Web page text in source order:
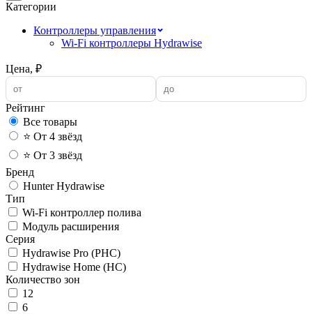
Категории
Контроллеры управления
Wi-Fi контроллеры Hydrawise
Цена, ₽
Рейтинг
Все товары
⭐ От 4 звёзд
⭐ От 3 звёзд
Бренд
Hunter Hydrawise
Тип
Wi-Fi контроллер полива
Модуль расширения
Серия
Hydrawise Pro (PHC)
Hydrawise Home (HC)
Количество зон
12
6